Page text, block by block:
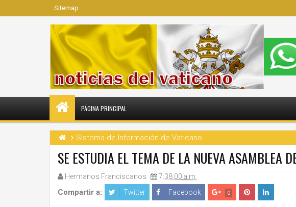
Sitemap
PÁGINA PRINCIPAL
Sistema de Información de Vaticano
SE ESTUDIA EL TEMA DE LA NUEVA ASAMBLEA
Hermanos Franciscanos 7:38:00 a.m.
Compartir a: Twitter Facebook 0